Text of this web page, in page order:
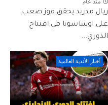
منذ عام
ريال مدريد يحقق فوز صعب
على اوساسونا في افتتاح
الدوري...
أخبار الأندية العالمية